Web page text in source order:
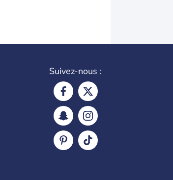
Suivez-nous :